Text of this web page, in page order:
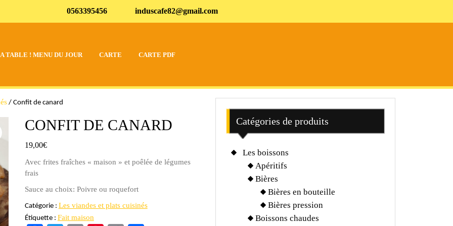
0563395456 induscafe82@gmail.com
A TABLE ! MENU DU JOUR CARTE CARTE PDF
/ Confit de canard
CONFIT DE CANARD
19,00€
Avec frites fraîches « maison » et poêlée de légumes
frais
Sauce au choix: Poivre ou roquefort
Catégorie : Les viandes et plats cuisinés
Étiquette : Fait maison
Catégories de produits
Les boissons
Apéritifs
Bières
Bières en bouteille
Bières pression
Boissons chaudes